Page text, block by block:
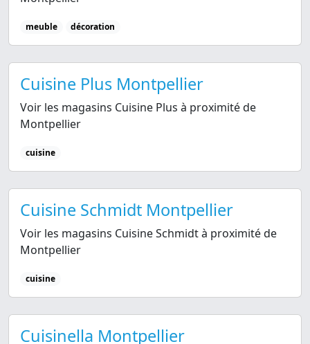
meuble décoration
Cuisine Plus Montpellier
Voir les magasins Cuisine Plus à proximité de
Montpellier
cuisine
Cuisine Schmidt Montpellier
Voir les magasins Cuisine Schmidt à proximité de
Montpellier
cuisine
Cuisinella Montpellier